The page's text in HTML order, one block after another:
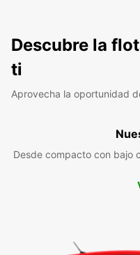
Descubre la
ti
Aprovecha la oportunidad
Desde compacto con bajo